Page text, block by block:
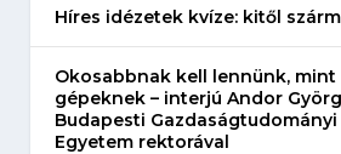
Híres idézetek kvíze: kitől
Okosabbnak kell lennünk, mint
gépeknek – interjú Andor
Budapesti Gazdaságtudományi
Egyetem rektorával